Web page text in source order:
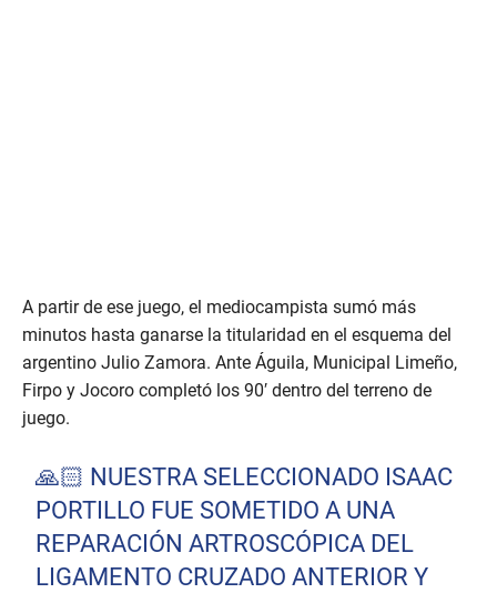
A partir de ese juego, el mediocampista sumó más
minutos hasta ganarse la titularidad en el esquema del
argentino Julio Zamora. Ante Águila, Municipal Limeño,
Firpo y Jocoro completó los 90′ dentro del terreno de
juego.
🙏🏻 NUESTRA SELECCIONADO ISAAC
PORTILLO FUE SOMETIDO A UNA
REPARACIÓN ARTROSCÓPICA DEL
LIGAMENTO CRUZADO ANTERIOR Y